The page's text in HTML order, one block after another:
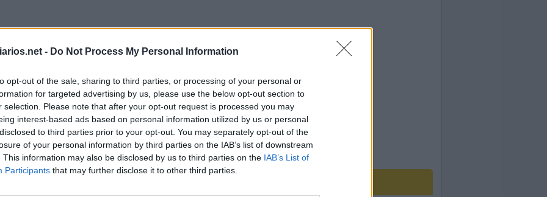
- Do Not Process My Personal Information
opt-out of the sale, sharing to third parties, or processing of your personal or
for targeted advertising by us, please use the below opt-out section to
selection. Please note that after your opt-out request is processed you may
interest-based ads based on personal information utilized by us or personal
to third parties prior to your opt-out. You may separately opt-out of the
of your personal information by third parties on the IAB’s list of downstream
This information may also be disclosed by us to third parties on the IAB’s List of
Participants that may further disclose it to other third parties.
chamados de station wagons em inglês